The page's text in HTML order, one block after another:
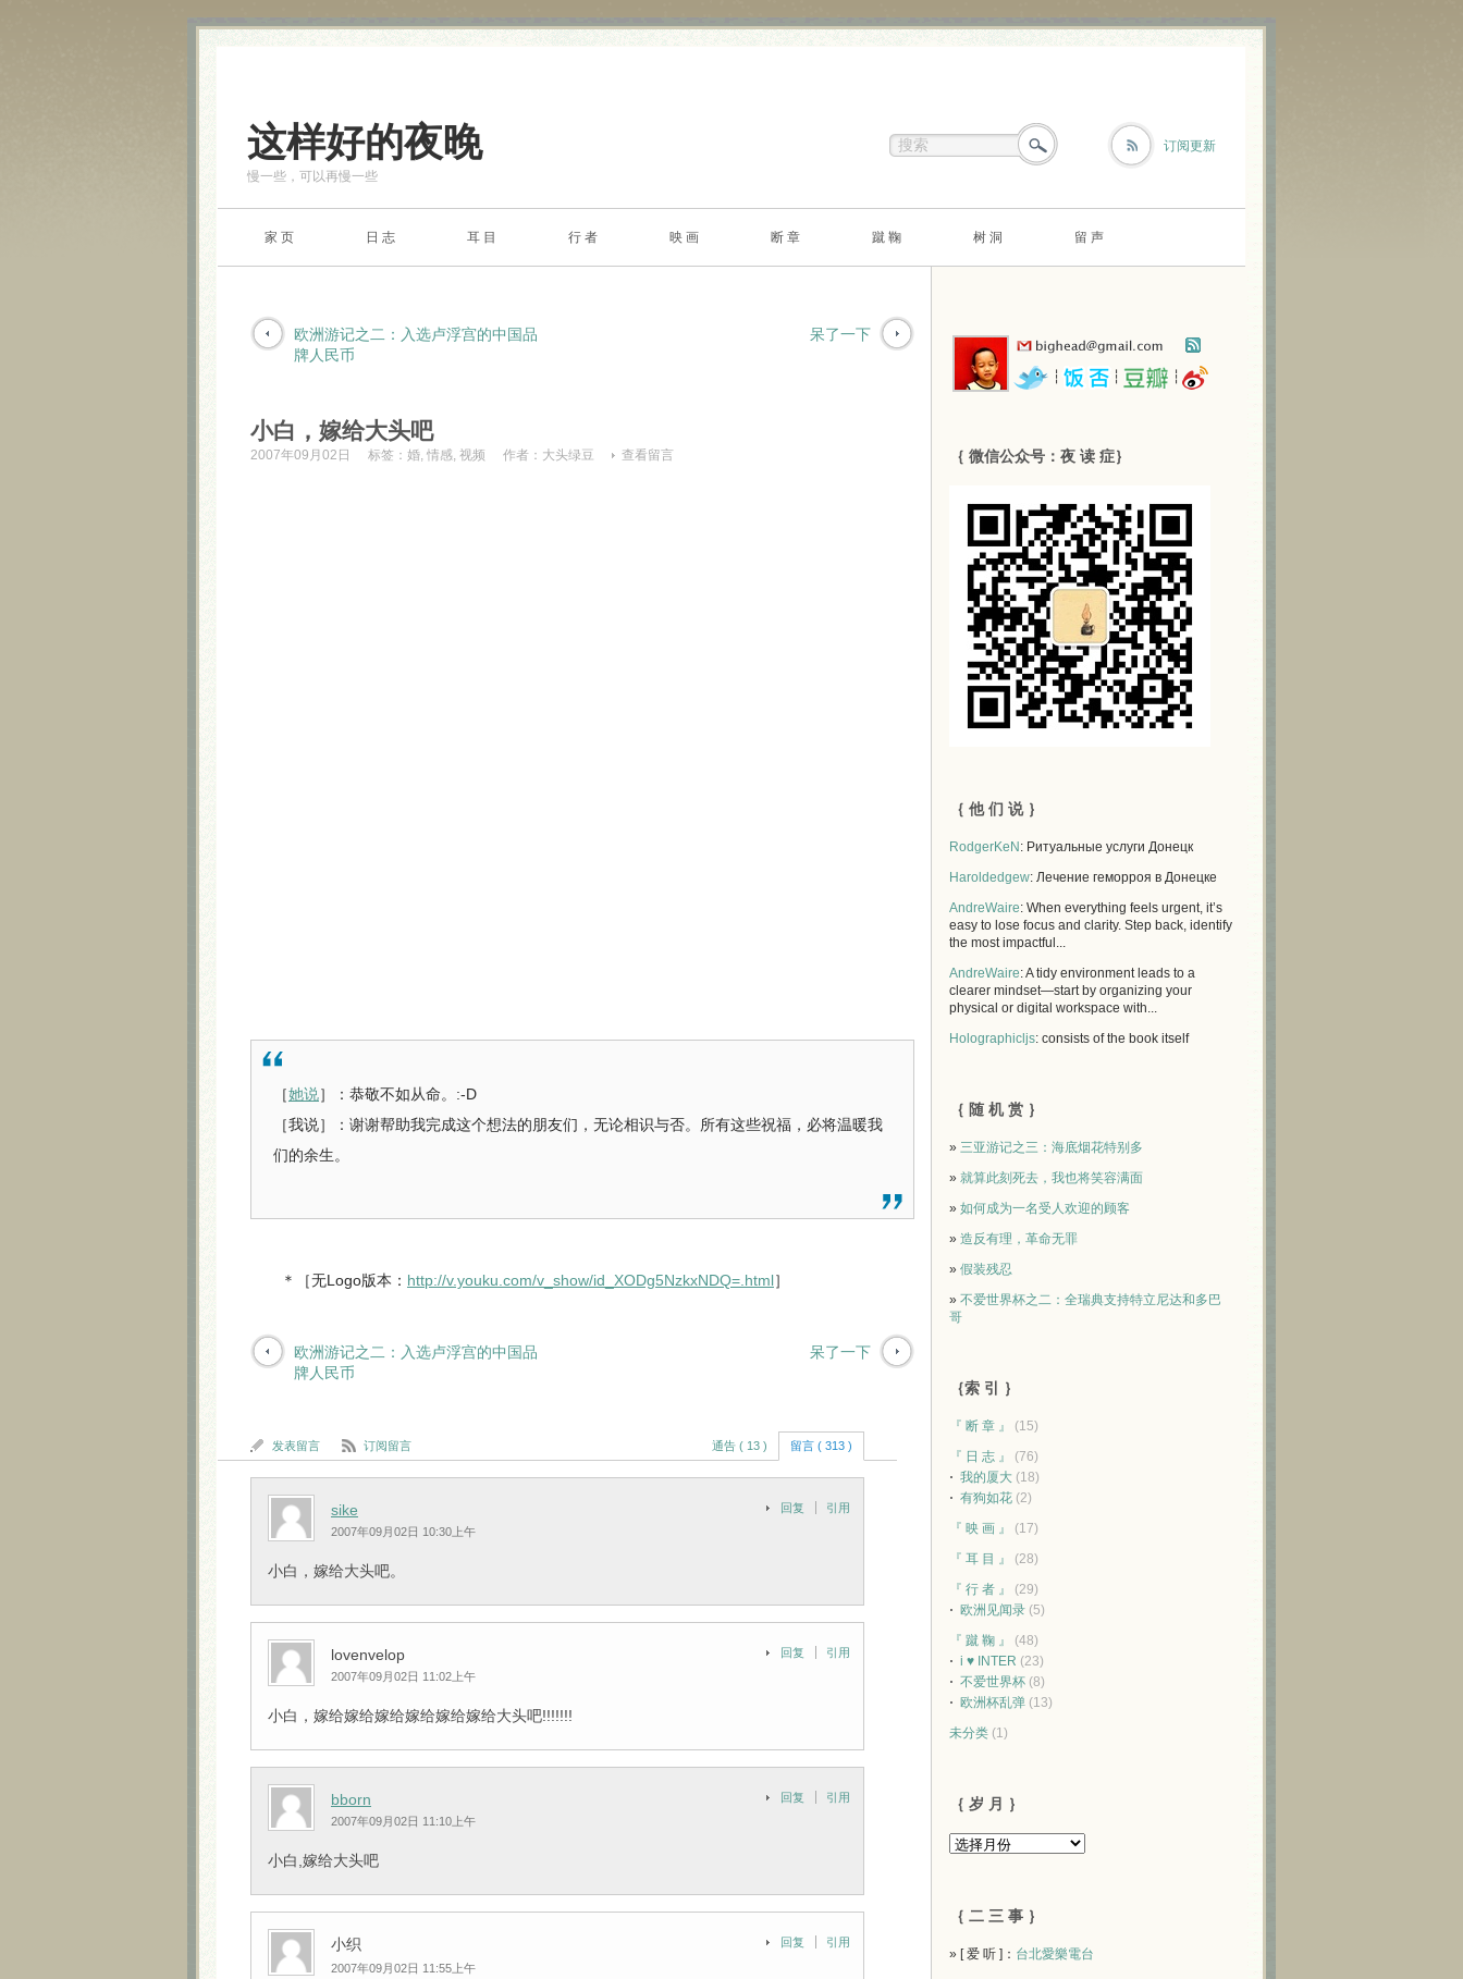
这样好的夜晚
慢一些，可以再慢一些
订阅更新
家 页 日 志 耳 目 行 者 映 画 断 章 蹴 鞠 树 洞 留 声
欧洲游记之二：入选卢浮宫的中国品
牌人民币
呆了一下
小白，嫁给大头吧
2007年09月02日 标签： 婚, 情感, 视频 作者： 大头绿豆 查看留言
［她说］：恭敬不如从命。:-D
［我说］：谢谢帮助我完成这个想法的朋友们，无论相识与否。所有这些祝福，必将温暖我
们的余生。
＊［无Logo版本： http://v.youku.com/v_show/id_XODg5NzkxNDQ=.html］
欧洲游记之二：入选卢浮宫的中国品
牌人民币
呆了一下
发表留言 订阅留言 通告 ( 13 ) 留言 ( 313 )
sike
2007年09月02日 10:30上午
回复 引用
小白，嫁给大头吧。
lovenvelop
2007年09月02日 11:02上午
回复 引用
小白，嫁给嫁给嫁给嫁给嫁给嫁给大头吧!!!!!!!
bborn
2007年09月02日 11:10上午
回复 引用
小白,嫁给大头吧
小织
2007年09月02日 11:55上午
回复 引用
┆ ┆ ┆
｛ 微信公众号：夜 读 症｝
｛ 他 们 说 ｝
RodgerKeN : Ритуальные услуги Донецк
Haroldedgew: Лечение геморроя в Донецке
AndreWaire: When everything feels urgent, it’s
easy to lose focus and clarity. Step back, identify
the most impactful...
AndreWaire: A tidy environment leads to a
clearer mindset—start by organizing your
physical or digital workspace with...
Holographicljs: consists of the book itself
｛ 随 机 赏 ｝
» 三亚游记之三：海底烟花特别多
» 就算此刻死去，我也将笑容满面
» 如何成为一名受人欢迎的顾客
» 造反有理，革命无罪
» 假装残忍
» 不爱世界杯之二：全瑞典支持特立尼达和多巴
哥
｛索 引 ｝
『 断 章 』
(15)
『 日 志 』
(76)
我的厦大 (18)
有狗如花 (2)
『 映 画 』
(17)
『 耳 目 』
(28)
『 行 者 』
(29)
欧洲见闻录 (5)
『 蹴 鞠 』
(48)
i ♥ INTER (23)
不爱世界杯 (8)
欧洲杯乱弹 (13)
未分类 (1)
｛ 岁 月 ｝
｛ 二 三 事 ｝
» [ 爱 听 ]： 台北愛樂電台